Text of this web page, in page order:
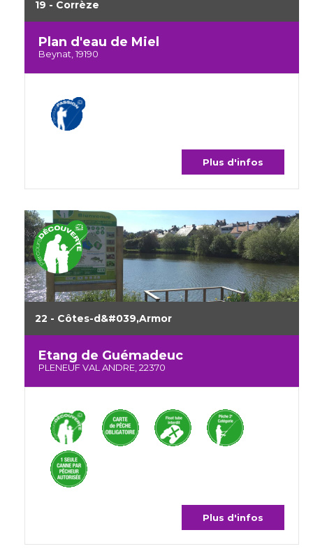
19 - Corrèze
Plan d'eau de Miel
Beynat, 19190
Plus d'infos
22 - Côtes-d&#039,Armor
Etang de Guémadeuc
PLENEUF VAL ANDRE, 22370
Plus d'infos